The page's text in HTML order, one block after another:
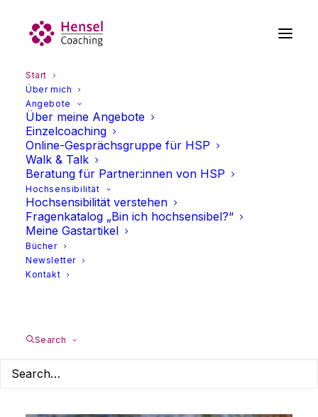
Start
Über mich
Angebote
Über meine Angebote
Einzelcoaching
Online-Gesprächsgruppe für HSP
Walk & Talk
Beratung für Partner:innen von HSP
Hochsensibilität
Hochsensibilität verstehen
Fragenkatalog „Bin ich hochsensibel?“
Meine Gastartikel
Bücher
Newsletter
Kontakt
Search
Ulrike Hensel
Coaching für
Hochsensible